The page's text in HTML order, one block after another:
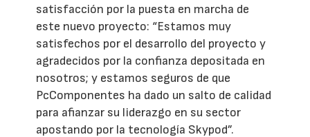
satisfacción por la puesta en marcha de
este nuevo proyecto: “Estamos muy
satisfechos por el desarrollo del proyecto y
agradecidos por la confianza depositada en
nosotros; y estamos seguros de que
PcComponentes ha dado un salto de calidad
para afianzar su liderazgo en su sector
apostando por la tecnología Skypod”.